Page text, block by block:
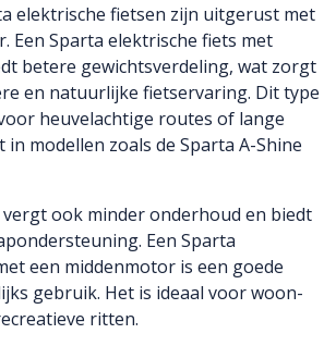
elektrische fietsen zijn uitgerust met
Een Sparta elektrische fiets met
betere gewichtsverdeling, wat zorgt
en natuurlijke fietservaring. Dit type
heuvelachtige routes of lange
in modellen zoals de Sparta A-Shine
ook minder onderhoud en biedt
Een Sparta
een middenmotor is een goede
gebruik. Het is ideaal voor woon-
ritten.